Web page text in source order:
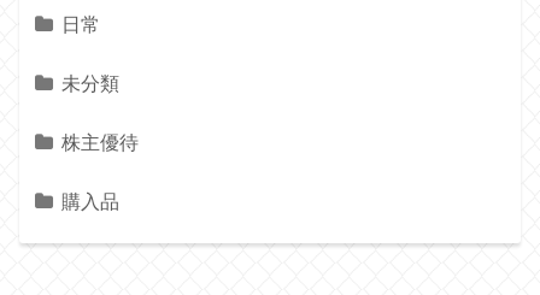
日常
未分類
株主優待
購入品